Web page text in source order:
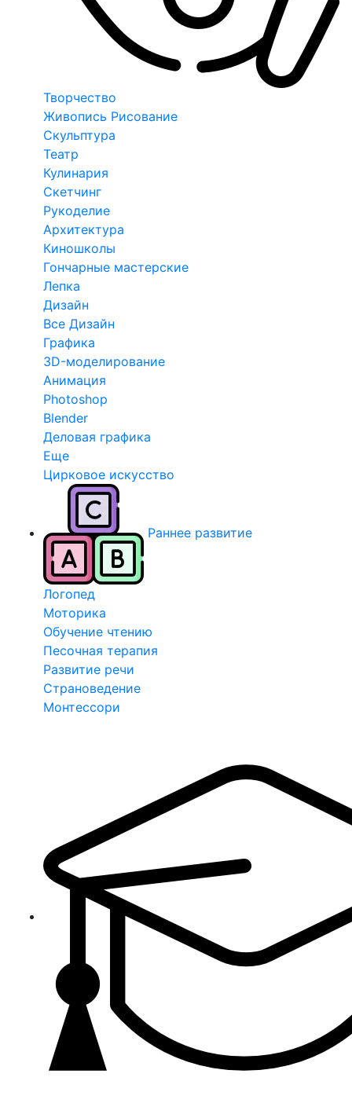
Творчество
Живопись Рисование
Скульптура
Театр
Кулинария
Скетчинг
Рукоделие
Архитектура
Киношколы
Гончарные мастерские
Лепка
Дизайн
Все Дизайн
Графика
3D-моделирование
Анимация
Photoshop
Blender
Деловая графика
Еще
Цирковое искусство
Раннее развитие
Логопед
Моторика
Обучение чтению
Песочная терапия
Развитие речи
Страноведение
Монтессори